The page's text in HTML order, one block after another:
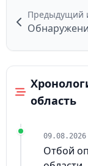
Предыдущий
область
Отбой